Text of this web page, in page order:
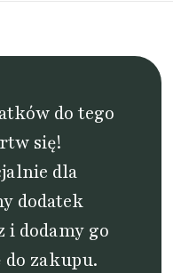
do tego
się!
dla
dodatek
i dodamy go
do zakupu.